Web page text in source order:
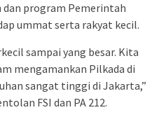
dan program Pemerintah
ummat serta rakyat kecil.
sampai yang besar. Kita
mengamankan Pilkada di
sangat tinggi di Jakarta,”
FSI dan PA 212.